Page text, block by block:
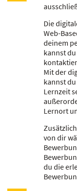
Die
Web-
deinem
kannst
Mit der
kannst
Lernzeit
Lernort
von dir
du die